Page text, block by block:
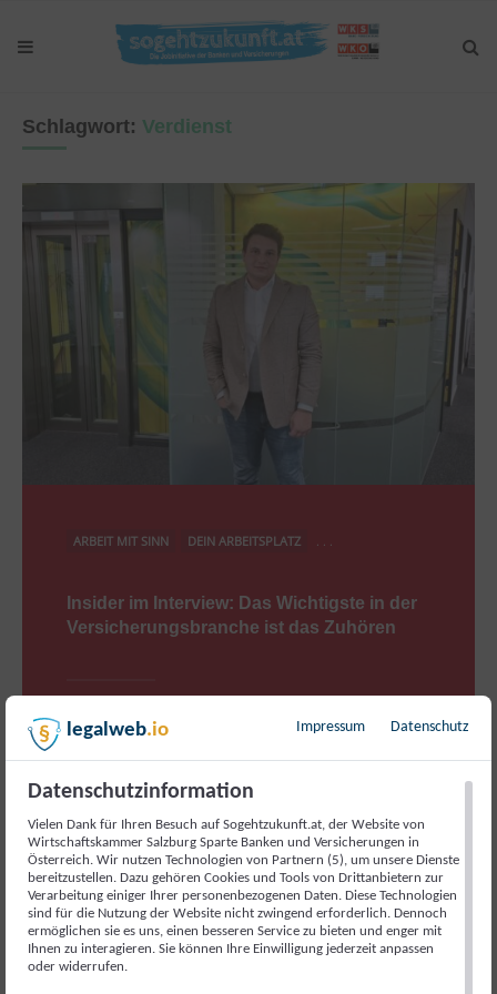
Schlagwort: Verdienst
ARBEIT MIT SINN DEIN ARBEITSPLATZ
Insider im Interview: Das Wichtigste in der
Versicherungsbranche ist das Zuhören
Familie und Freunde wussten schon immer, dass Julian
eine Lehre zum Versicherungskaufmann zu starten.
22. DEZEMBER 2025
legalweb.io Impressum Datenschutz
Datenschutzinformation
Vielen Dank für Ihren Besuch auf Sogehtzukunft.at, der Website von
Wirtschaftskammer Salzburg Sparte Banken und Versicherungen in
Österreich. Wir nutzen Technologien von Partnern (5), um unsere Dienste
bereitzustellen. Dazu gehören Cookies und Tools von Drittanbietern zur
Verarbeitung einiger Ihrer personenbezogenen Daten. Diese Technologien
sind für die Nutzung der Website nicht zwingend erforderlich. Dennoch
ermöglichen sie es uns, einen besseren Service zu bieten und enger mit
Ihnen zu interagieren. Sie können Ihre Einwilligung jederzeit anpassen
oder widerrufen.